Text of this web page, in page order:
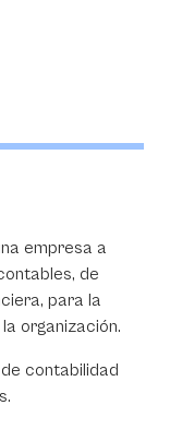
empresa a
de
para la
organización.
contabilidad